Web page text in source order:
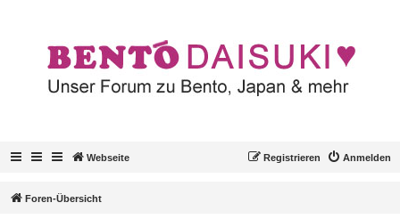
Webseite Anmelden
Registrieren
Foren-Übersicht